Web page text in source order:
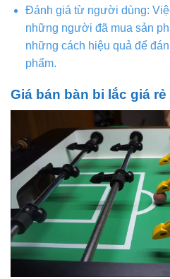
Đánh giá từ người dùng:
những người đã mua sản
những cách hiệu quả để
phẩm.
Giá bán bàn bi lắc giá rẻ